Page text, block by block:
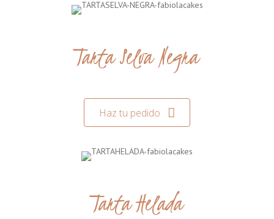
Tarta Selva Negra
Haz tu pedido
Tarta Helada